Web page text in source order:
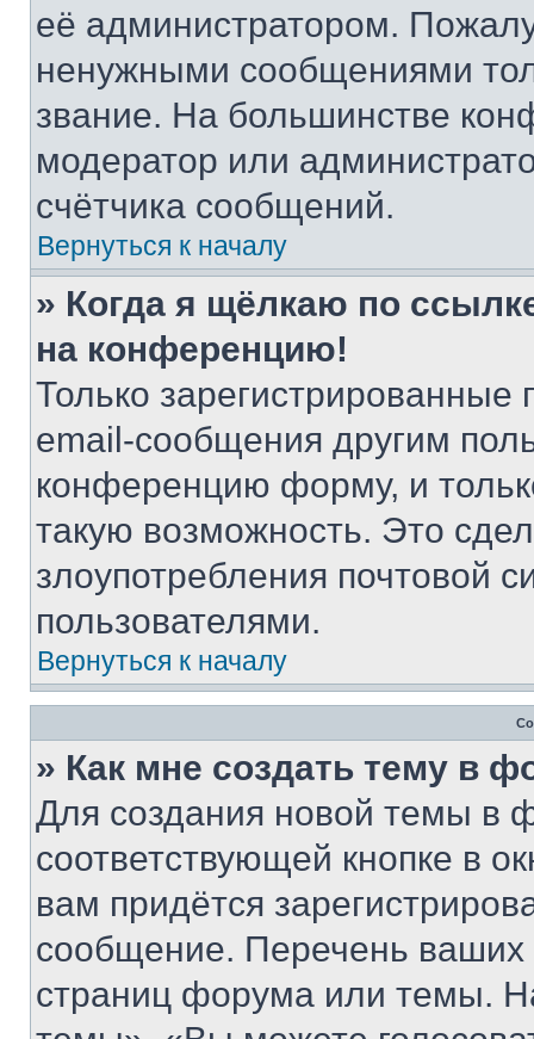
её администратором.
ненужными сообщениями
звание. На большинстве
модератор или
счётчика сообщений.
Вернуться к началу
» Когда я щёлкаю по
на конференцию!
Только зарегистрированные
email-сообщения другим
конференцию форму, и
такую возможность. Это
злоупотребления почтовой
пользователями.
Вернуться к началу
» Как мне создать тему в
Для создания новой темы в
соответствующей кнопке в
вам придётся
сообщение. Перечень ваших
страниц форума или темы.